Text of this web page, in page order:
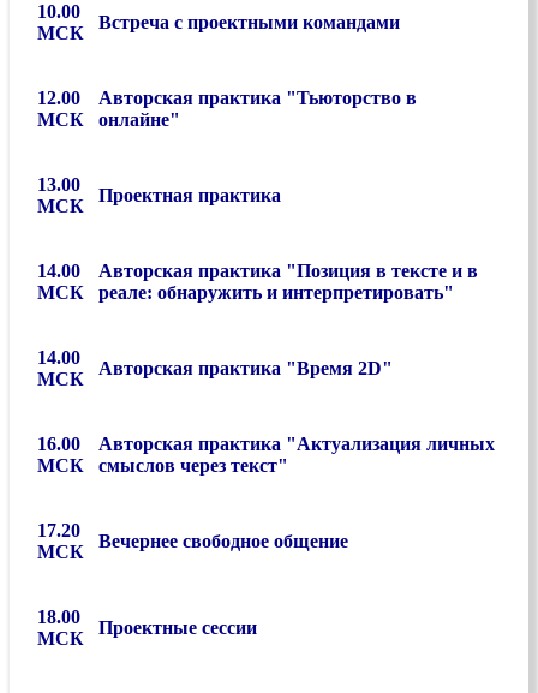
10.00
МСК
Встреча с проектными командами
12.00
МСК
Авторская практика "Тьюторство в
онлайне"
13.00
МСК
Проектная практика
14.00
МСК
Авторская практика "Позиция в тексте и в
реале: обнаружить и интерпретировать"
14.00
МСК
Авторская практика "Время 2D"
16.00
МСК
Авторская практика "Актуализация личных
смыслов через текст"
17.20
МСК
Вечернее свободное общение
18.00
МСК
Проектные сессии